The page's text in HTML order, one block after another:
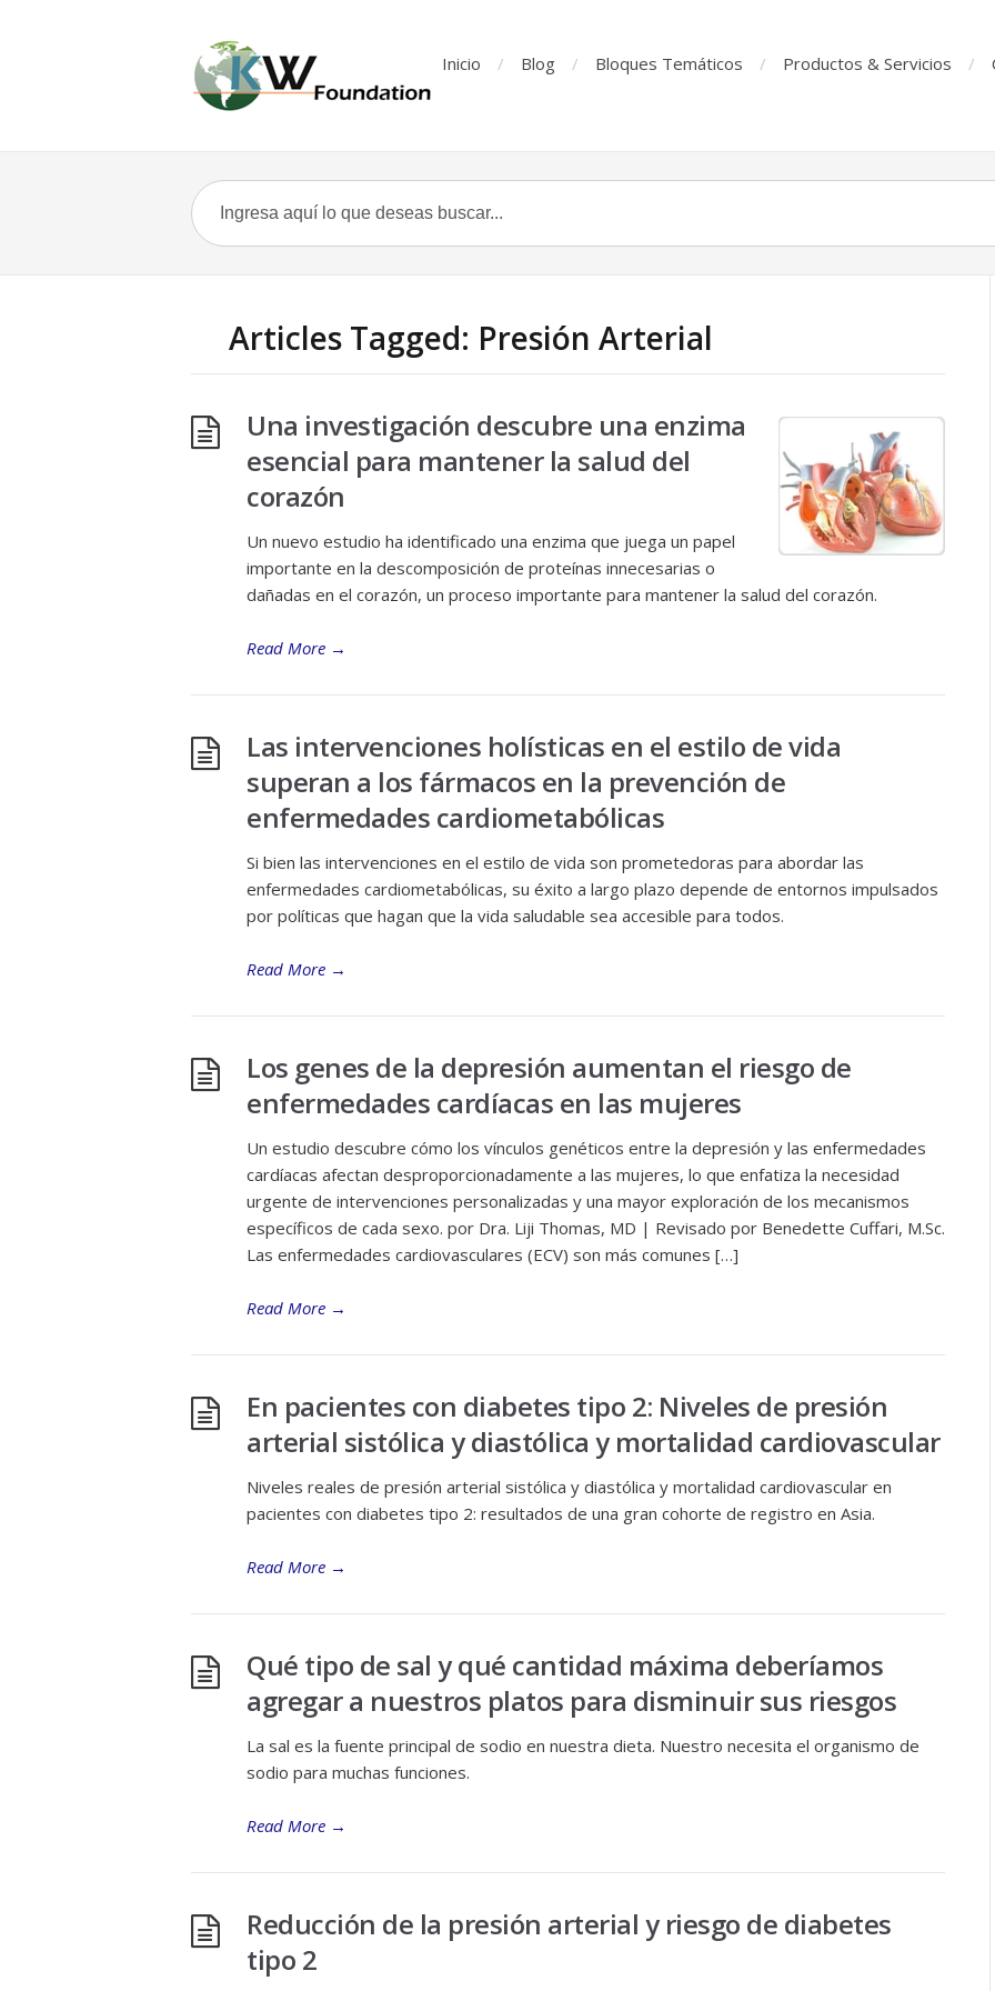
Inicio Blog Bloques Temáticos Productos & Servicios
Articles Tagged: Presión Arterial
Una investigación descubre una enzima
esencial para mantener la salud del
corazón
Un nuevo estudio ha identificado una enzima que juega un papel
importante en la descomposición de proteínas innecesarias o
dañadas en el corazón, un proceso importante para mantener la salud del corazón.
Read More →
Las intervenciones holísticas en el estilo de vida
superan a los fármacos en la prevención de
enfermedades cardiometabólicas
Si bien las intervenciones en el estilo de vida son prometedoras para abordar las
enfermedades cardiometabólicas, su éxito a largo plazo depende de entornos impulsados ​​
por políticas que hagan que la vida saludable sea accesible para todos.
Read More →
Los genes de la depresión aumentan el riesgo de
enfermedades cardíacas en las mujeres
Un estudio descubre cómo los vínculos genéticos entre la depresión y las enfermedades
cardíacas afectan desproporcionadamente a las mujeres, lo que enfatiza la necesidad
urgente de intervenciones personalizadas y una mayor exploración de los mecanismos
específicos de cada sexo. por Dra. Liji Thomas, MD | Revisado por Benedette Cuffari, M.Sc.
Las enfermedades cardiovasculares (ECV) son más comunes […]
Read More →
En pacientes con diabetes tipo 2: Niveles de presión
arterial sistólica y diastólica y mortalidad cardiovascular
Niveles reales de presión arterial sistólica y diastólica y mortalidad cardiovascular en
pacientes con diabetes tipo 2: resultados de una gran cohorte de registro en Asia.
Read More →
Qué tipo de sal y qué cantidad máxima deberíamos
agregar a nuestros platos para disminuir sus riesgos
La sal es la fuente principal de sodio en nuestra dieta. Nuestro necesita el organismo de
sodio para muchas funciones.
Read More →
Reducción de la presión arterial y riesgo de diabetes
tipo 2